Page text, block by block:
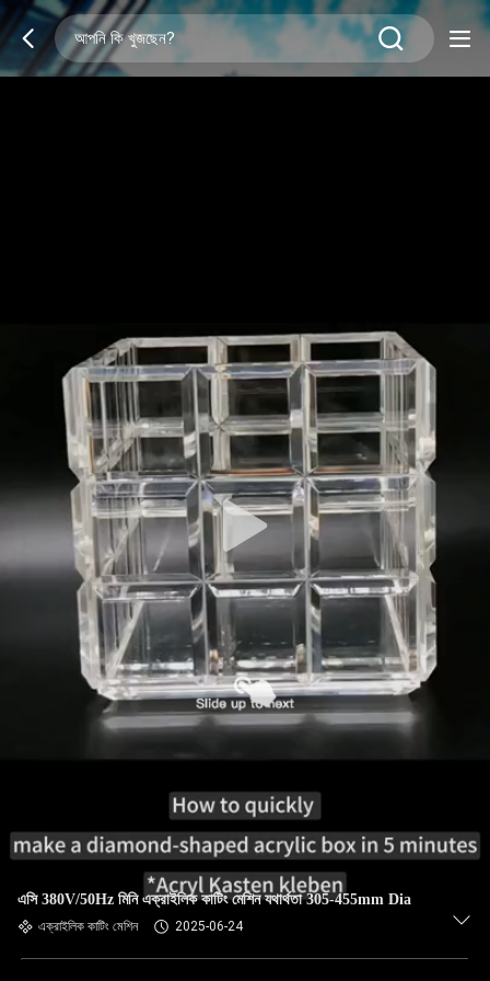
এসি 380V/50Hz মিনি এক্রাইলিক কাটিং মেশিন যথার্থতা 305-455mm Dia
এক্রাইলিক কাটিং মেশিন 2025-06-24